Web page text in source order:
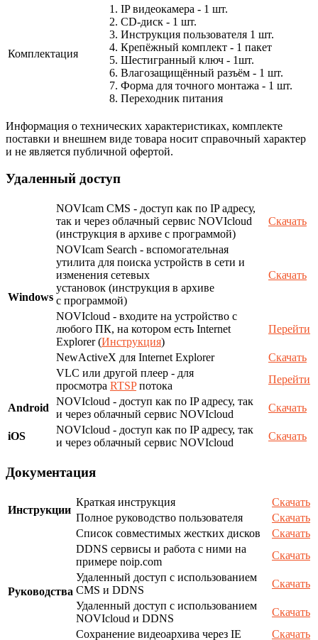
Комплектация
1. IP видеокамера - 1 шт.
2. СD-диск - 1 шт.
3. Инструкция пользователя 1 шт.
4. Крепёжный комплект - 1 пакет
5. Шестигранный ключ - 1шт.
6. Влагозащищённый разъём - 1 шт.
7. Форма для точного монтажа - 1 шт.
8. Переходник питания
Информация о технических характеристиках, комплекте
поставки и внешнем виде товара носит справочный характер
и не является публичной офертой.
Удаленный доступ
Windows
NOVIcam CMS - доступ как по IP адресу,
так и через облачный сервис NOVIcloud
(инструкция в архиве с программой)
Скачать
NOVIcam Search - вспомогательная
утилита для поиска устройств в сети и
изменения сетевых
установок (инструкция в архиве
с программой)
Скачать
NOVIcloud - входите на устройство с
любого ПК, на котором есть Internet
Explorer (Инструкция)
Перейти
NewActiveX для Internet Explorer
Скачать
VLC или другой плеер - для
просмотра RTSPпотока
Перейти
Android
NOVIcloud - доступ как по IP адресу, так
и через облачный сервис NOVIcloud
Скачать
iOS
NOVIcloud - доступ как по IP адресу, так
и через облачный сервис NOVIcloud
Скачать
Документация
Инструкции
Краткая инструкция
Скачать
Полное руководство пользователя
Скачать
Руководства
Список совместимых жестких дисков
Скачать
DDNS сервисы и работа с ними на
примере noip.com
Скачать
Удаленный доступ с использованием
CMS и DDNS
Скачать
Удаленный доступ с использованием
NOVIcloud и DDNS
Скачать
Сохранение видеоархива через IE
Скачать